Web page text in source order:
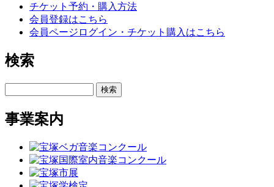
チケット予約・購入方法
会員登録はこちら
会員ページログイン・チケット購入はこちら
検索
検索
事業案内